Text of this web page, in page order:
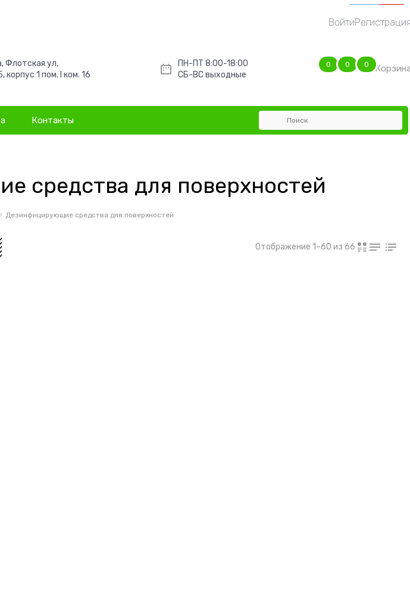
Войти
Флотская ул,
1 пом. I ком. 16
ПН-ПТ 8:00-18:00
СБ-ВС выходные
0 0 0
Контакты
средства для поверхностей
Дезинфицирующие средства для поверхностей
Отображение 1–60 из 66